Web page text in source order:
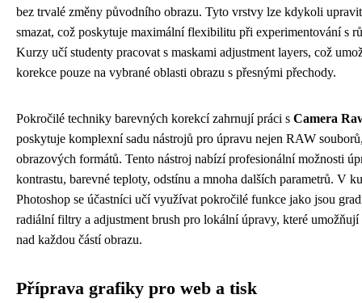
bez trvalé změny původního obrazu. Tyto vrstvy lze kdykoli
smazat, což poskytuje maximální flexibilitu při experimentování s
Kurzy učí studenty pracovat s maskami adjustment layers, což
korekce pouze na vybrané oblasti obrazu s přesnými přechody.
Pokročilé techniky barevných korekcí zahrnují práci s Camera
poskytuje komplexní sadu nástrojů pro úpravu nejen RAW
obrazových formátů. Tento nástroj nabízí profesionální možnosti
kontrastu, barevné teploty, odstínu a mnoha dalších parametrů. V
Photoshop se účastníci učí využívat pokročilé funkce jako jsou
radiální filtry a adjustment brush pro lokální úpravy, které
nad každou částí obrazu.
Příprava grafiky pro web a tisk